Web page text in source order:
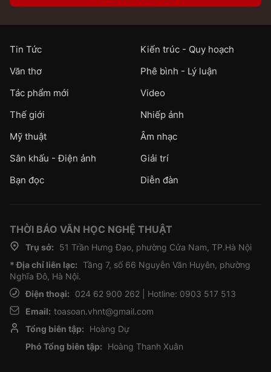
Tin Tức
Kiến trúc - Quy hoạch
Văn thơ
Phê bình - Lý luận
Tác phẩm mới
Video
Thế giới
Nhiếp ảnh
Mỹ thuật
Âm nhạc
Sân khấu - Điện ảnh
Giải trí
Bạn đọc
Diễn đàn
THỜI BÁO VĂN HỌC NGHỆ THUẬT
Trụ sở:
51 Trần Hưng Đạo, phường Cửa Nam, TP.Hà Nội
* Địa chỉ liên lạc: Tầng 7, số 66 Nguyễn Văn Huyên, phường
Nghĩa Đô, Hà Nội.
Điện thoại:
024 62 900 262 | Hotline: 0903 517 513
Email: toasoan.vhnt@gmail.com
Tổng biên tập:
Hoàng Dự
Phó Tổng biên tập:
Hoàng Thanh Xuân